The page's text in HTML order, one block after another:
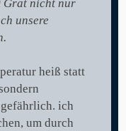
Grat nicht nur
unsere
heiß statt
ich
um durch